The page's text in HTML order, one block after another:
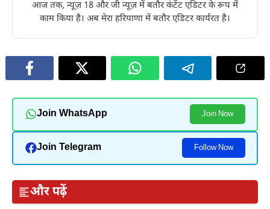
आज तक, न्यूज़ 18 और जी न्यूज़ में बतौर कंटेंट एडिटर के रूप में
काम किया है। अब मेरा हरियाणा में बतौर एडिटर कार्यरत है।
Join WhatsApp Join Now
Join Telegram Follow Now
और पढ़ें